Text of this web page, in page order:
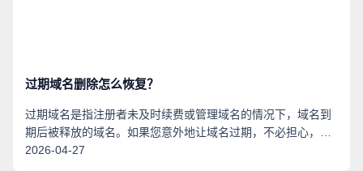
过期域名删除怎么恢复？
过期域名是指注册者未及时续费或管理域名的情况下，域名到
期后被释放的域名。如果您意外地让域名过期，不必担心，
190将为您提供一些详细的步骤，以帮助您恢复过期的域名。
2026-04-27